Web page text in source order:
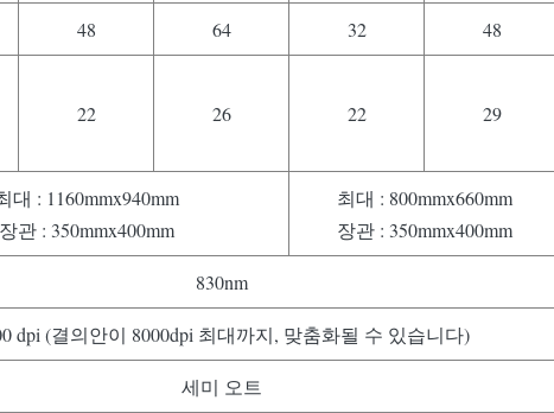
48 64 32 48
22 26 22 29
대 : 1160mmx940mm
장관 : 350mmx400mm
최대 : 800mmx660mm
장관 : 350mmx400mm
830nm
dpi (결의안이 8000dpi 최대까지, 맞춤화될 수 있습니다)
세미 오트